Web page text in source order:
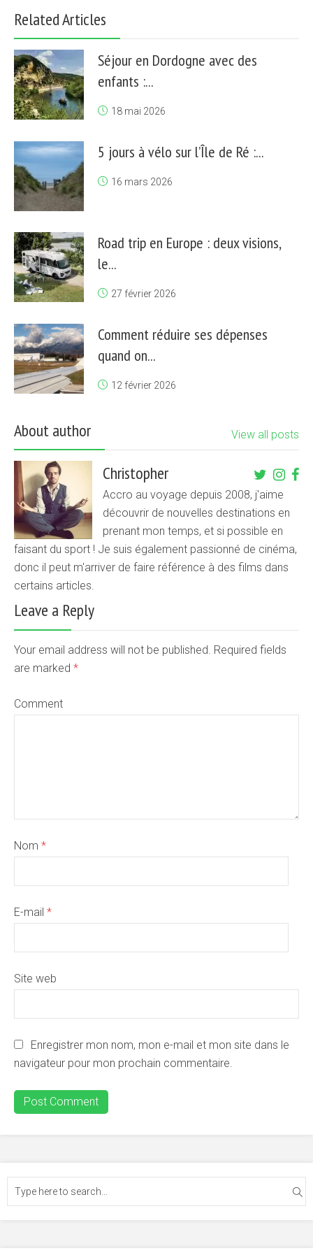
Related Articles
Séjour en Dordogne avec des
enfants :...
18 mai 2026
5 jours à vélo sur l’Île de Ré :...
16 mars 2026
Road trip en Europe : deux visions,
le...
27 février 2026
Comment réduire ses dépenses
quand on...
12 février 2026
About author View all posts
Christopher
Accro au voyage depuis 2008, j'aime
découvrir de nouvelles destinations en
prenant mon temps, et si possible en
faisant du sport ! Je suis également passionné de cinéma,
donc il peut m'arriver de faire référence à des films dans
certains articles.
Leave a Reply
Your email address will not be published. Required fields
are marked *
Comment
Nom *
E-mail *
Site web
Enregistrer mon nom, mon e-mail et mon site dans le
navigateur pour mon prochain commentaire.